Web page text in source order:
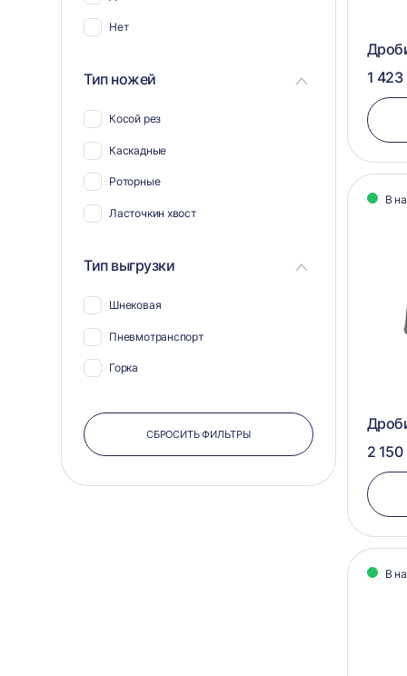
Нет
Тип ножей
Косой рез
Каскадные
Роторные
Ласточкин хвост
Тип выгрузки
Шнековая
Пневмотранспорт
Горка
СБРОСИТЬ ФИЛЬТРЫ
1
В
2 150
В